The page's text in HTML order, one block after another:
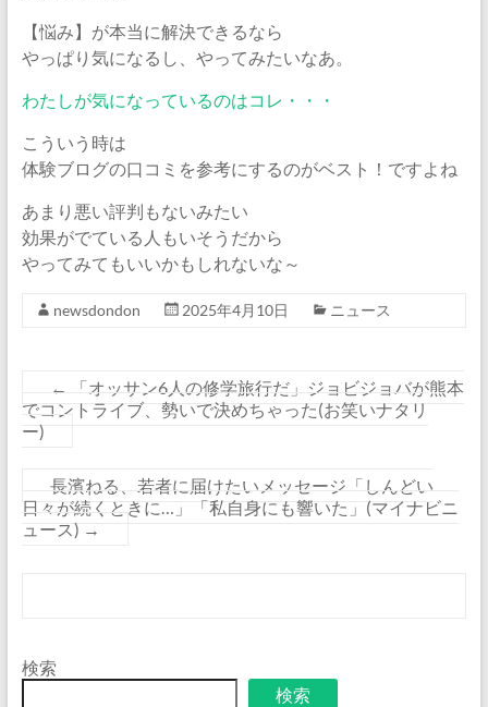
【悩み】が本当に解決できるなら
やっぱり気になるし、やってみたいなあ。
わたしが気になっているのはコレ・・・
こういう時は
体験ブログの口コミを参考にするのがベスト！ですよね
あまり悪い評判もないみたい
効果がでている人もいそうだから
やってみてもいいかもしれないな～
newsdondon 2025年4月10日 ニュース
←
「オッサン6人の修学旅行だ」ジョビジョバが熊本
でコントライブ、勢いで決めちゃった(お笑いナタリ
ー)
長濱ねる、若者に届けたいメッセージ「しんどい
日々が続くときに…」「私自身にも響いた」(マイナビニ
ュース) →
検索
検索